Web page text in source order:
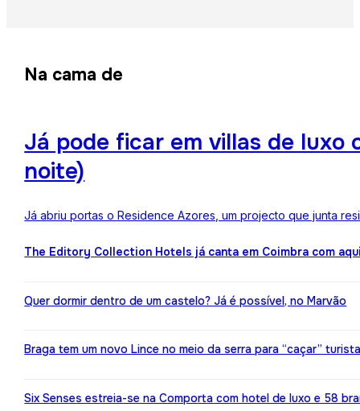
Na cama de
Já pode ficar em villas de luxo
noite)
Já abriu portas o Residence Azores, um projecto que junta
The Editory Collection Hotels já canta em Coimbra com
Quer dormir dentro de um castelo? Já é possível, no Marvão
Braga tem um novo Lince no meio da serra para “caçar”
Six Senses estreia-se na Comporta com hotel de luxo e 58